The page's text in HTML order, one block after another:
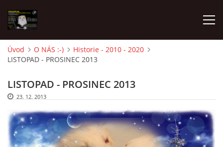
AKTUALITY
FRETKY V ÚTULKU
K ADOPCI
Úvod O NÁS :-)
Historie - 2010 - 2020
LISTOPAD - PROSINEC 2013
LISTOPAD - PROSINEC 2013
23. 12. 2013